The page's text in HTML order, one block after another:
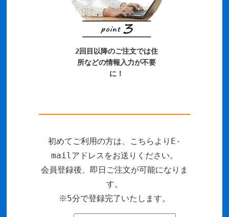
2回目以降のご注文では住
所などの情報入力が不要
に！
初めてご利用の方は、こちらよりE-
mailアドレスをお送りください。
会員登録後、即日ご注文が可能になりま
す。
※5分で登録完了いたします。